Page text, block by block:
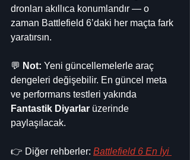
dronları akıllıca konumlandır — o
zaman Battlefield 6’daki her maçta fark
yaratırsın.
💬 Not: Yeni güncellemelerle araç
dengeleri değişebilir. En güncel meta
ve performans testleri yakında
Fantastik Diyarlar üzerinde
paylaşılacak.
👉 Diğer rehberler: Battlefield 6 En İyi